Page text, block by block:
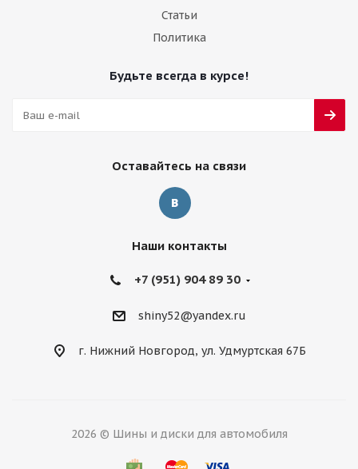
Статьи
Политика
Будьте всегда в курсе!
Оставайтесь на связи
Наши контакты
+7 (951) 904 89 30
shiny52@yandex.ru
г. Нижний Новгород, ул. Удмуртская 67Б
2026 © Шины и диски для автомобиля